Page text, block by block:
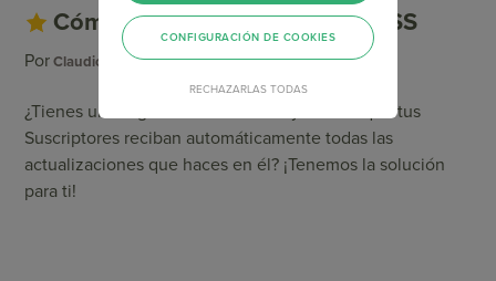
Cómo configurar Campañas RSS
Por Claudio Pierantonio CategoríaEmail Automation
¿Tienes un Blog o sitio de noticias y deseas que tus
Suscriptores reciban automáticamente todas las
actualizaciones que haces en él? ¡Tenemos la solución
para ti!
RECHAZARLAS TODAS
CONFIGURACIÓN DE COOKIES